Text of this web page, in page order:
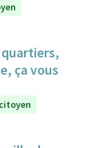
quartiers,
ça vous